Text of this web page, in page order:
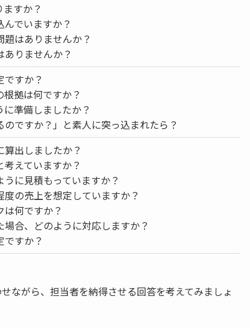
すか？
でいますか？
題はありませんか？
ありませんか？
ですか？
拠は何ですか？
準備しましたか？
ですか？」と素人に突っ込まれたら？
算出しましたか？
えていますか？
に見積もっていますか？
の売上を想定していますか？
は何ですか？
合、どのように対応しますか？
ですか？
ながら、担当者を納得させる回答を考えてみましょ